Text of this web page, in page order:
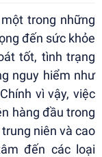
trong những
đến sức khỏe
tốt, tình trạng
nguy hiểm như
vì vậy, việc
hàng đầu trong
niên và cao
đến các loại